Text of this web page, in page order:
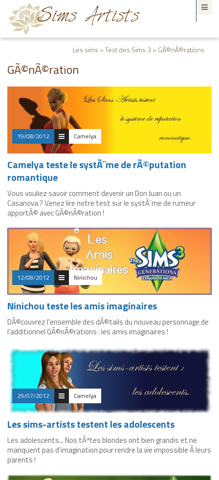
Les sims > Test des Sims 3 > GÃ©nÃ©rations
GÃ©nÃ©ration
19/08/2012 Camelya
Camelya teste le systÃ¨me de rÃ©putation
romantique
Vous vouliez savoir comment devenir un Don Juan ou un
Casanova ? Venez lire notre test sur le systÃ¨me de rumeur
apportÃ© avec GÃ©nÃ©ration !
12/08/2012 Ninichou
Ninichou teste les amis imaginaires
DÃ©couvrez l'ensemble des dÃ©tails du nouveau personnage de
l'additionnel GÃ©nÃ©rations : les amis imaginaires !
29/07/2012 Camelya
Les sims-artists testent les adolescents
Les adolescents... Nos tÃªtes blondes ont bien grandis et ne
manquent pas d'imagination pour rendre la vie impossible Ã leurs
parents !